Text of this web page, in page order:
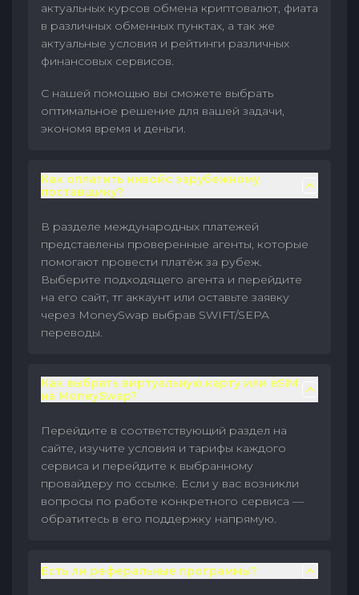
актуальных курсов обмена криптовалют, фиата
в различных обменных пунктах, а так же
актуальные условия и рейтинги различных
финансовых сервисов.
С нашей помощью вы сможете выбрать
оптимальное решение для вашей задачи,
экономя время и деньги.
Как оплатить инвойс зарубежному
поставщику?
В разделе международных платежей
представлены проверенные агенты, которые
помогают провести платёж за рубеж.
Выберите подходящего агента и перейдите
на его сайт, тг аккаунт или оставьте заявку
через MoneySwap выбрав SWIFT/SEPA
переводы.
Как выбрать виртуальную карту или eSIM
на MoneySwap?
Перейдите в соответствующий раздел на
сайте, изучите условия и тарифы каждого
сервиса и перейдите к выбранному
провайдеру по ссылке. Если у вас возникли
вопросы по работе конкретного сервиса —
обратитесь в его поддержку напрямую.
Есть ли реферальные программы?